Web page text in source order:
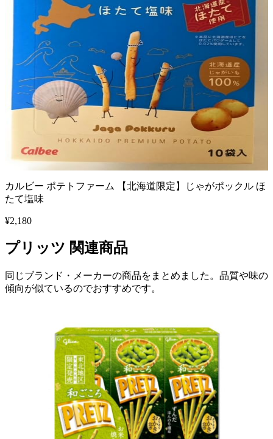
カルビー ポテトファーム 【北海道限定】じゃがポックル ほ
たて塩味
¥2,180
プリッツ 関連商品
同じブランド・メーカーの商品をまとめました。品質や味の
傾向が似ているのでおすすめです。